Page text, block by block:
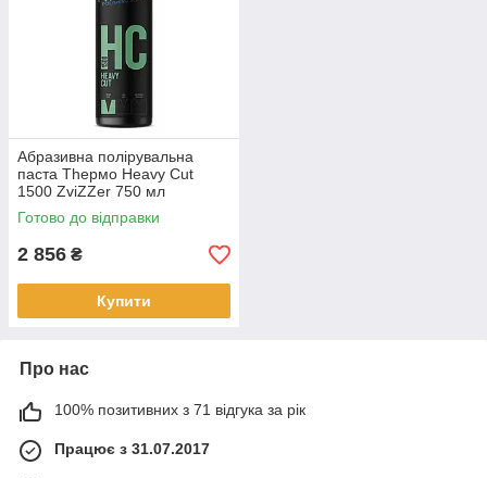
Абразивна полірувальна
паста Thермо Heavy Cut
1500 ZviZZer 750 мл
Готово до відправки
2 856 ₴
Купити
Про нас
100% позитивних з 71 відгука за рік
Працює з 31.07.2017